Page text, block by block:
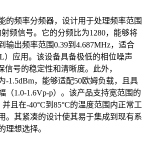
的频率分频器，设计用于处理频率范围
频信号。它的分频比为1280，能够将
输出频率范围0.39到4.687MHz，适合
）应用。该设备具备极低的相位噪声
信号的稳定性和清晰度。此外，
-1.5dBm，能够适配50欧姆负载，且具
（1.0-1.6Vp-p）。该产品支持宽范围的
且在-40°C到85°C的温度范围内正常工
。其紧凑的设计使其易于集成到现有系
理想选择。